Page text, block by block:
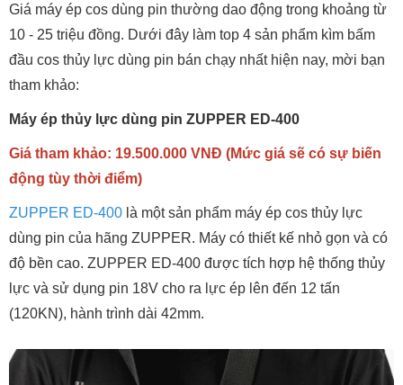
Giá máy ép cos dùng pin thường dao động trong khoảng từ
10 - 25 triệu đồng. Dưới đây làm top 4 sản phẩm kìm bấm
đầu cos thủy lực dùng pin bán chạy nhất hiện nay, mời bạn
tham khảo:
Máy ép thủy lực dùng pin ZUPPER ED-400
Giá tham khảo: 19.500.000 VNĐ (Mức giá sẽ có sự biến
động tùy thời điểm)
ZUPPER ED-400 là một sản phẩm máy ép cos thủy lực
dùng pin của hãng ZUPPER. Máy có thiết kế nhỏ gọn và có
độ bền cao. ZUPPER ED-400 được tích hợp hệ thống thủy
lực và sử dụng pin 18V cho ra lực ép lên đến 12 tấn
(120KN), hành trình dài 42mm.